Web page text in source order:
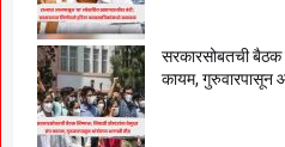
सरकारसोबतची बैठक
कायम, गुरुवारपासून